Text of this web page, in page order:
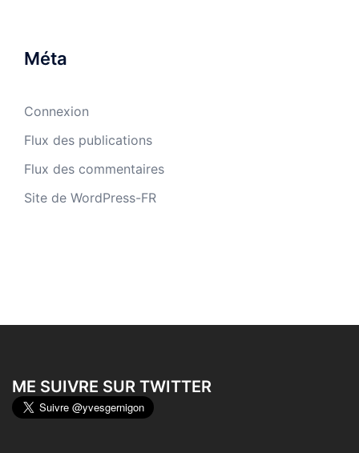
Méta
Connexion
Flux des publications
Flux des commentaires
Site de WordPress-FR
ME SUIVRE SUR TWITTER